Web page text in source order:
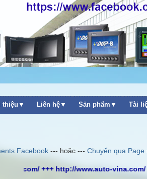
thiệu▼ Liên hệ▼ Sản phẩm▼ Tài
Facebook --- hoặc --- Chuyển qua Page
+++ http://www.auto-vina.com/